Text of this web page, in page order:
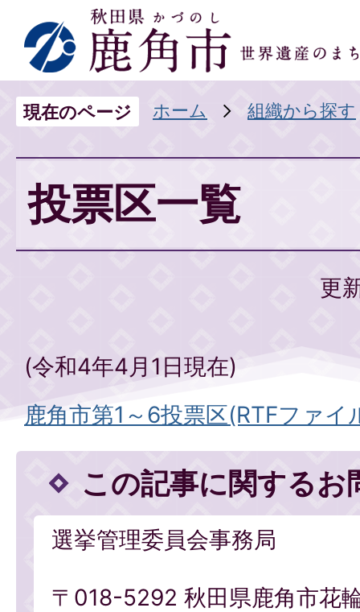
現在のページ ホーム 組織から探す
投票区一覧
更
(令和4年4月1日現在)
鹿角市第1～6投票区(RTFファイ
この記事に関するお
選挙管理委員会事務局
〒018-5292 秋田県鹿角市花